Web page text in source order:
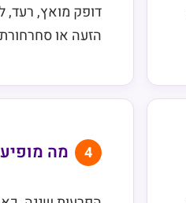
דופק מואץ,
הזעה או
4 מה